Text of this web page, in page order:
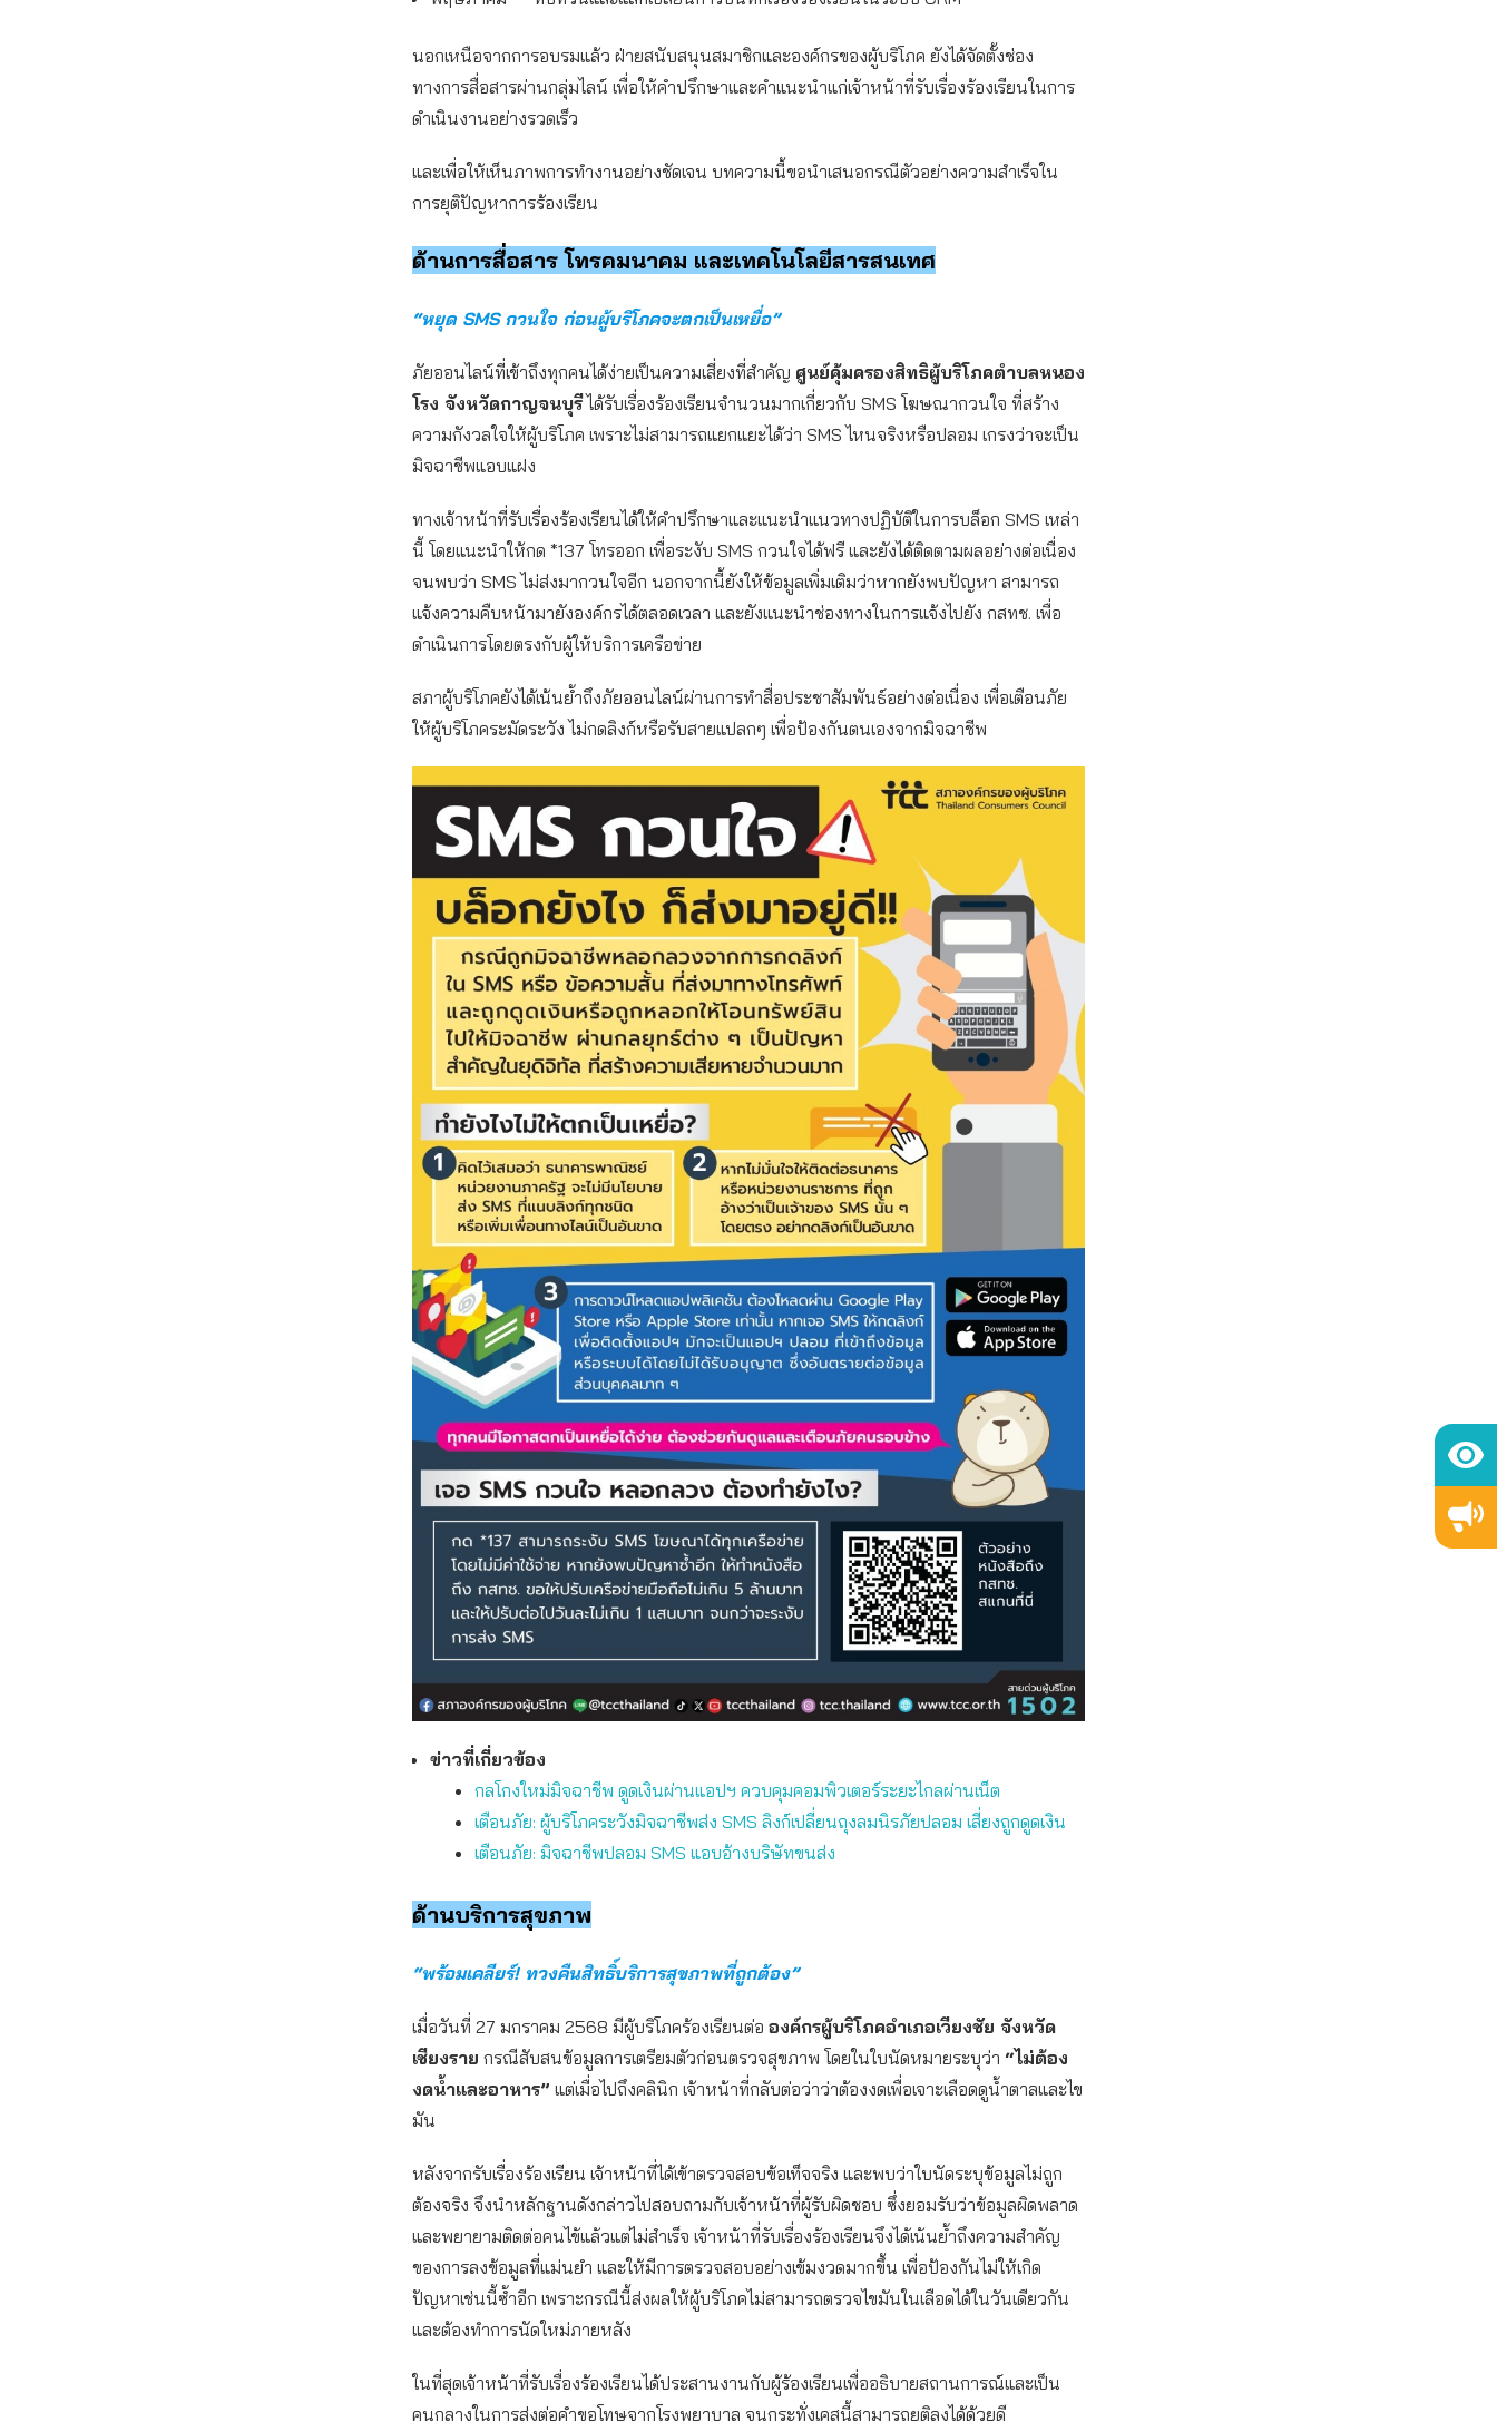
นอกเหนือจากการอบรมแล้ว ฝ่ายสนับสนุนสมาชิกและองค์กรของผู้บริโภค ยังได้จัดตั้งช่อง
ทางการสื่อสารผ่านกลุ่มไลน์ เพื่อให้คำปรึกษาและคำแนะนำแก่เจ้าหน้าที่รับเรื่องร้องเรียนในการ
ดำเนินงานอย่างรวดเร็ว
และเพื่อให้เห็นภาพการทำงานอย่างชัดเจน บทความนี้ขอนำเสนอกรณีตัวอย่างความสำเร็จใน
การยุติปัญหาการร้องเรียน
ด้านการสื่อสาร โทรคมนาคม และเทคโนโลยีสารสนเทศ
“หยุด SMS กวนใจ ก่อนผู้บริโภคจะตกเป็นเหยื่อ”
ภัยออนไลน์ที่เข้าถึงทุกคนได้ง่ายเป็นความเสี่ยงที่สำคัญ ศูนย์คุ้มครองสิทธิผู้บริโภคตำบลหนอง
โรง จังหวัดกาญจนบุรีได้รับเรื่องร้องเรียนจำนวนมากเกี่ยวกับ SMS โฆษณากวนใจ ที่สร้าง
ความกังวลใจให้ผู้บริโภค เพราะไม่สามารถแยกแยะได้ว่า SMS ไหนจริงหรือปลอม เกรงว่าจะเป็น
มิจฉาชีพแอบแฝง
ทางเจ้าหน้าที่รับเรื่องร้องเรียนได้ให้คำปรึกษาและแนะนำแนวทางปฏิบัติในการบล็อก SMS เหล่า
นี้ โดยแนะนำให้กด *137 โทรออก เพื่อระงับ SMS กวนใจได้ฟรี และยังได้ติดตามผลอย่างต่อเนื่อง
จนพบว่า SMS ไม่ส่งมากวนใจอีก นอกจากนี้ยังให้ข้อมูลเพิ่มเติมว่าหากยังพบปัญหา สามารถ
แจ้งความคืบหน้ามายังองค์กรได้ตลอดเวลา และยังแนะนำช่องทางในการแจ้งไปยัง กสทช. เพื่อ
ดำเนินการโดยตรงกับผู้ให้บริการเครือข่าย
สภาผู้บริโภคยังได้เน้นย้ำถึงภัยออนไลน์ผ่านการทำสื่อประชาสัมพันธ์อย่างต่อเนื่อง เพื่อเตือนภัย
ให้ผู้บริโภคระมัดระวัง ไม่กดลิงก์หรือรับสายแปลกๆ เพื่อป้องกันตนเองจากมิจฉาชีพ
ข่าวที่เกี่ยวข้อง
กลโกงใหม่มิจฉาชีพ ดูดเงินผ่านแอปฯ ควบคุมคอมพิวเตอร์ระยะไกลผ่านเน็ต
เตือนภัย: ผู้บริโภคระวังมิจฉาชีพส่ง SMS ลิงก์เปลี่ยนถุงลมนิรภัยปลอม เสี่ยงถูกดูดเงิน
เตือนภัย: มิจฉาชีพปลอม SMS แอบอ้างบริษัทขนส่ง
ด้านบริการสุขภาพ
“พร้อมเคลียร์! ทวงคืนสิทธิ์บริการสุขภาพที่ถูกต้อง”
เมื่อวันที่ 27 มกราคม 2568 มีผู้บริโภคร้องเรียนต่อ องค์กรผู้บริโภคอำเภอเวียงชัย จังหวัด
เชียงราย กรณีสับสนข้อมูลการเตรียมตัวก่อนตรวจสุขภาพ โดยในใบนัดหมายระบุว่า “ไม่ต้อง
งดน้ำและอาหาร” แต่เมื่อไปถึงคลินิก เจ้าหน้าที่กลับต่อว่าว่าต้องงดเพื่อเจาะเลือดดูน้ำตาลและไข
มัน
หลังจากรับเรื่องร้องเรียน เจ้าหน้าที่ได้เข้าตรวจสอบข้อเท็จจริง และพบว่าใบนัดระบุข้อมูลไม่ถูก
ต้องจริง จึงนำหลักฐานดังกล่าวไปสอบถามกับเจ้าหน้าที่ผู้รับผิดชอบ ซึ่งยอมรับว่าข้อมูลผิดพลาด
และพยายามติดต่อคนไข้แล้วแต่ไม่สำเร็จ เจ้าหน้าที่รับเรื่องร้องเรียนจึงได้เน้นย้ำถึงความสำคัญ
ของการลงข้อมูลที่แม่นยำ และให้มีการตรวจสอบอย่างเข้มงวดมากขึ้น เพื่อป้องกันไม่ให้เกิด
ปัญหาเช่นนี้ซ้ำอีก เพราะกรณีนี้ส่งผลให้ผู้บริโภคไม่สามารถตรวจไขมันในเลือดได้ในวันเดียวกัน
และต้องทำการนัดใหม่ภายหลัง
ในที่สุดเจ้าหน้าที่รับเรื่องร้องเรียนได้ประสานงานกับผู้ร้องเรียนเพื่ออธิบายสถานการณ์และเป็น
คนกลางในการส่งต่อคำขอโทษจากโรงพยาบาล จนกระทั่งเคสนี้สามารถยุติลงได้ด้วยดี